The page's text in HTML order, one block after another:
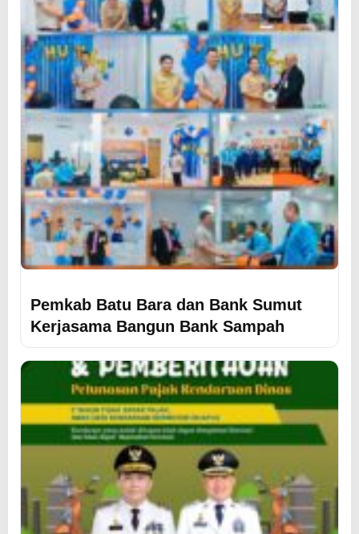
Pemkab Batu Bara dan Bank Sumut
Kerjasama Bangun Bank Sampah